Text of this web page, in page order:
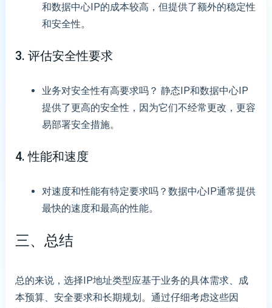
和数据中心IP的成本较高，但提供了额外的稳定性
和安全性。
3. 评估安全性要求
业务对安全性有高要求吗？ 静态IP和数据中心IP
提供了更高的安全性，因为它们不经常更改，更容
易部署安全措施。
4. 性能和速度
对速度和性能有特定要求吗？数据中心IP通常提供
最快的速度和最高的性能。
三、总结
总的来说，选择IP地址类型应基于业务的具体需求、成
本预算、安全要求和长期规划。通过仔细考虑这些因